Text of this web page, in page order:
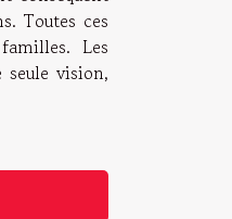
Toutes ces
Les
seule vision,